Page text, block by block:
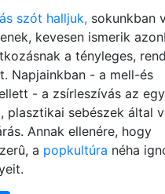
szót halljuk, sokunkban
kevesen ismerik
a tényleges,
Napjainkban - a mell-és
- a zsírleszívás az
plasztikai sebészek által
Annak ellenére, hogy
a popkultúra néha